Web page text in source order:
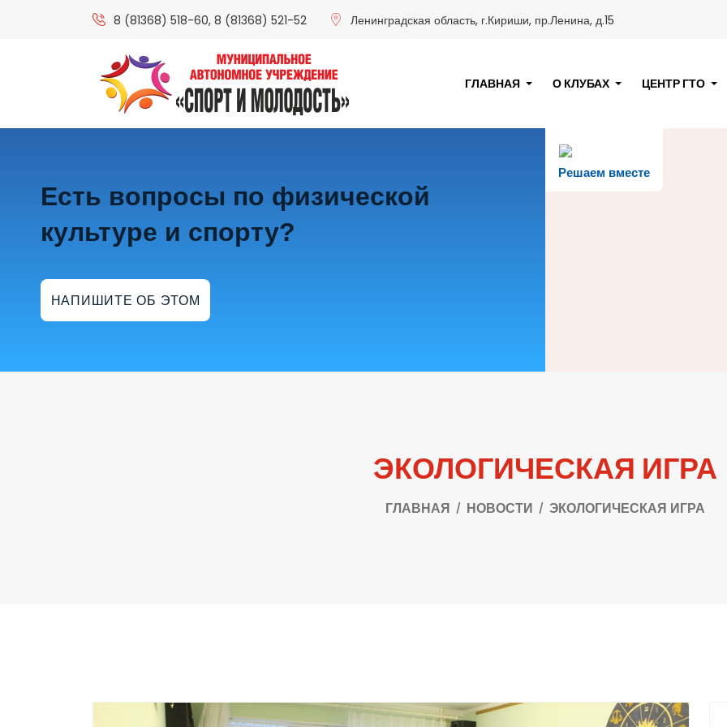
8 (81368) 518-60, 8 (81368) 521-52 Ленинградская область, г.Кириши, пр.Ленина, д.15
ГЛАВНАЯ О КЛУБАХ ЦЕНТР ГТО
Решаем вместе
Есть вопросы по физической
культуре и спорту?
НАПИШИТЕ ОБ ЭТОМ
ЭКОЛОГИЧЕСКАЯ ИГРА
ГЛАВНАЯ НОВОСТИ ЭКОЛОГИЧЕСКАЯ ИГРА